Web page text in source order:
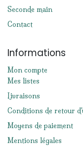
Seconde main
Contact
Informations
Mon compte
Mes listes
Livraisons
Conditions de retour
Moyens de paiement
Mentions légales